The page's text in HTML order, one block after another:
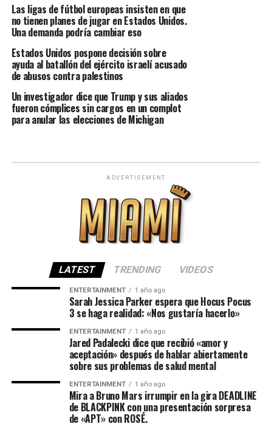
Las ligas de fútbol europeas insisten en que
no tienen planes de jugar en Estados Unidos.
Una demanda podría cambiar eso
Estados Unidos pospone decisión sobre
ayuda al batallón del ejército israelí acusado
de abusos contra palestinos
Un investigador dice que Trump y sus aliados
fueron cómplices sin cargos en un complot
para anular las elecciones de Michigan
ADVERTISEMENT
LATEST TRENDING VIDEOS
ENTERTAINMENT 1 año ago
Sarah Jessica Parker espera que Hocus Pocus
3 se haga realidad: «Nos gustaría hacerlo»
ENTERTAINMENT 1 año ago
Jared Padalecki dice que recibió «amor y
aceptación» después de hablar abiertamente
sobre sus problemas de salud mental
ENTERTAINMENT 1 año ago
Mira a Bruno Mars irrumpir en la gira DEADLINE
de BLACKPINK con una presentación sorpresa
de «APT» con ROSÉ.